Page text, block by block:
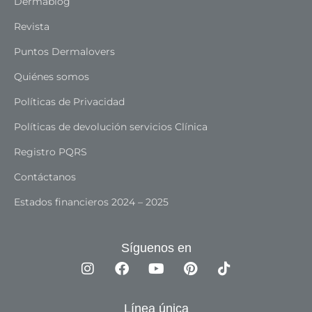
Revista
Puntos Dermalovers
Quiénes somos
Políticas de Privacidad
Políticas de devolución servicios Clínica
Registro PQRS
Contáctanos
Estados financieros 2024 – 2025
Síguenos en
Línea única